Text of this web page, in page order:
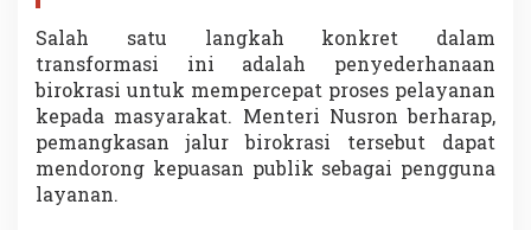
Salah satu langkah konkret dalam
transformasi ini adalah penyederhanaan
birokrasi untuk mempercepat proses pelayanan
kepada masyarakat. Menteri Nusron berharap,
pemangkasan jalur birokrasi tersebut dapat
mendorong kepuasan publik sebagai pengguna
layanan.